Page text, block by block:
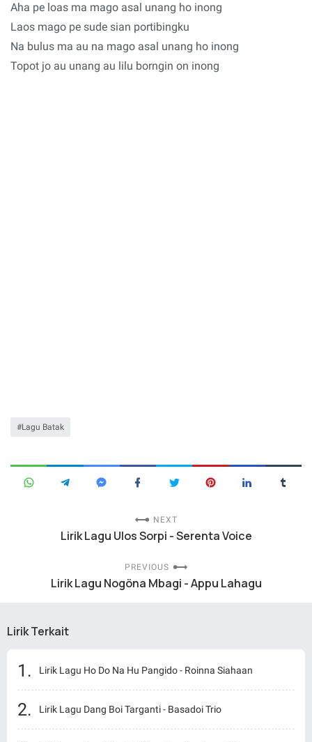
Aha pe loas ma mago asal unang ho inong
Laos mago pe sude sian portibingku
Na bulus ma au na mago asal unang ho inong
Topot jo au unang au lilu borngin on inong
Lagu Batak
NEXT
Lirik Lagu Ulos Sorpi - Serenta Voice
PREVIOUS
Lirik Lagu Nogöna Mbagi - Appu Lahagu
Lirik Terkait
Lirik Lagu Ho Do Na Hu Pangido - Roinna Siahaan
Lirik Lagu Dang Boi Targanti - Basadoi Trio